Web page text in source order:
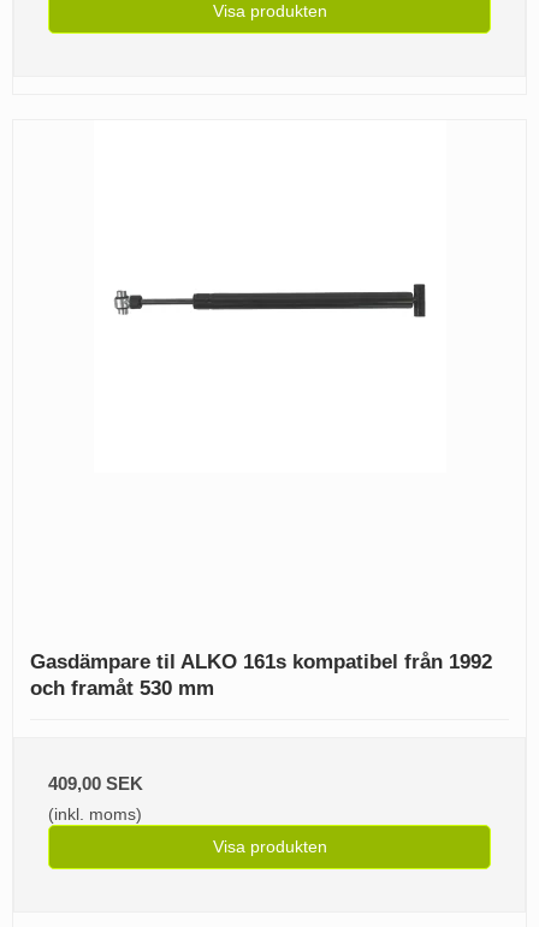
Visa produkten
Gasdämpare til ALKO 161s kompatibel från 1992
och framåt 530 mm
409,00 SEK
(inkl. moms)
Visa produkten